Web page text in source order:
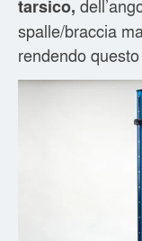
tarsico,
spalle/braccia
rendendo